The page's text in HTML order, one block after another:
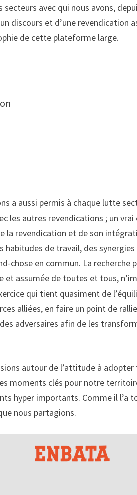
avec qui nous avons,
discours et d’une revendication
de cette plateforme large.
a aussi permis à chaque lutte
les autres revendications ; un vrai
revendication et de son
habitudes de travail, des
chose en commun. La
et assumée de toutes et tous,
qui tient quasiment de
alliées, en faire un point de
adversaires afin de les
autour de l’attitude à
moments clés pour notre
hyper importants. Comme il l’a
nous partagions.